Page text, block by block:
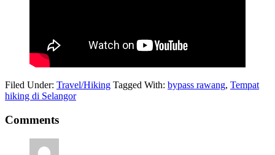
Filed Under: Travel/Hiking Tagged With: bypass rawang, Tempat
hiking di Selangor
Comments